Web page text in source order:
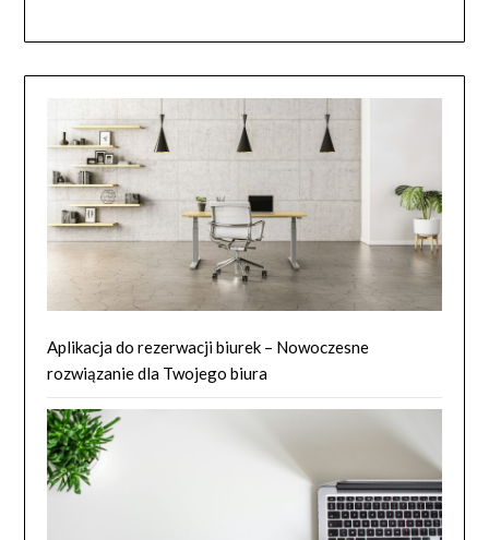
Aplikacja do rezerwacji biurek – Nowoczesne
rozwiązanie dla Twojego biura